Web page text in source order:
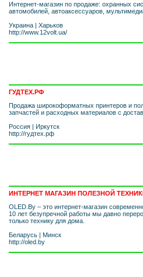
Интернет-магазин по продаже: охранных
автомобилей, автоаксессуаров,
Украина | Харьков
http://www.12volt.ua/
ГУДТЕХ.РФ
Продажа широкоформатных принтеров и
запчастей и расходных материалов с
Россия | Иркутск
http://гудтех.рф
ИНТЕРНЕТ МАГАЗИН ПОЛЕЗНОЙ
OLED.By – это интернет-магазин
10 лет безупречной работы мы давно
только технику для дома.
Беларусь | Минск
http://oled.by